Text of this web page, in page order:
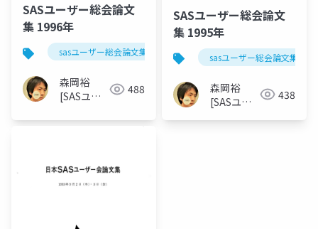
SASユーザー総会論文
集 1996年
sasユーザー総会論文集 1996年
森岡裕
[SASユー
話人]
488
SASユーザー総会論文
集 1995年
sasユーザー総会論文集
森岡裕
[SASユー
438